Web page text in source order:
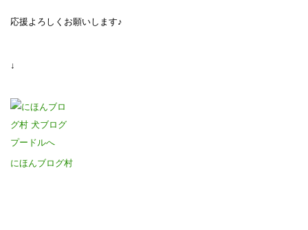
応援よろしくお願いします♪
↓
にほんブログ村